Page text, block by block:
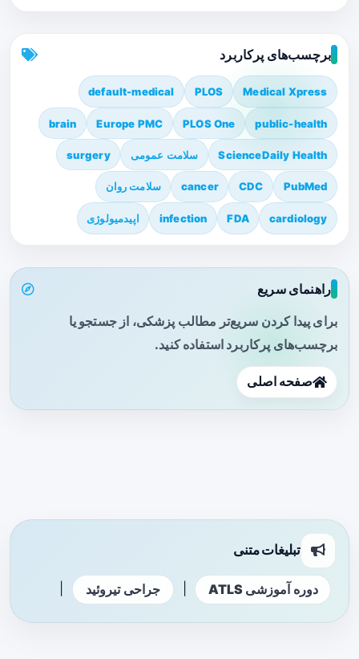
برچسب‌های پرکاربرد
Medical Xpress
PLOS
default-medical
public-health
PLOS One
Europe PMC
brain
ScienceDaily Health سلامت عمومی surgery
PubMed
CDC
cancer سلامت روان
cardiology
FDA
infection اپیدمیولوژی
راهنمای سریع
برای پیدا کردن سریع‌تر مطالب پزشکی، از جستجو یا
برچسب‌های پرکاربرد استفاده کنید.
صفحه اصلی
تبلیغات متنی
دوره آموزشی ATLS جراحی تیروئید